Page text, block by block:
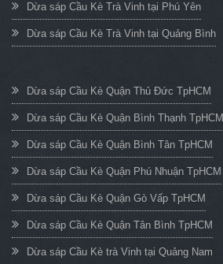
Dừa sáp Cầu Kè Trà Vinh tại Phú Yên
Dừa sáp Cầu Kè Trà Vinh tại Quảng Bình
Dừa sáp Cầu Kè Quận Thủ Đức TpHCM
Dừa sáp Cầu Kè Quận Bình Thạnh TpHCM
Dừa sáp Cầu Kè Quận Bình Tân TpHCM
Dừa sáp Cầu Kè Quận Phú Nhuận TpHCM
Dừa sáp Cầu Kè Quận Gò Vấp TpHCM
Dừa sáp Cầu Kè Quận Tân Bình TpHCM
Dừa sáp Cầu Kè trà Vinh tại Quảng Nam